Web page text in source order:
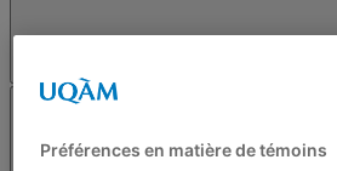
Préférences en matière de témoins